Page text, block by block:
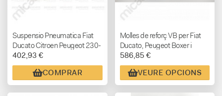
Suspensio Pneumatica Fiat
Ducato Citroen Peugeot 230-
244 any 1994-2006 KIT
BASIC
402,93 €
COMPRAR
Molles de reforç VB per Fiat
Ducato, Peugeot Boxer i
Citroen Jumper
586,85 €
VEURE OPCIONS